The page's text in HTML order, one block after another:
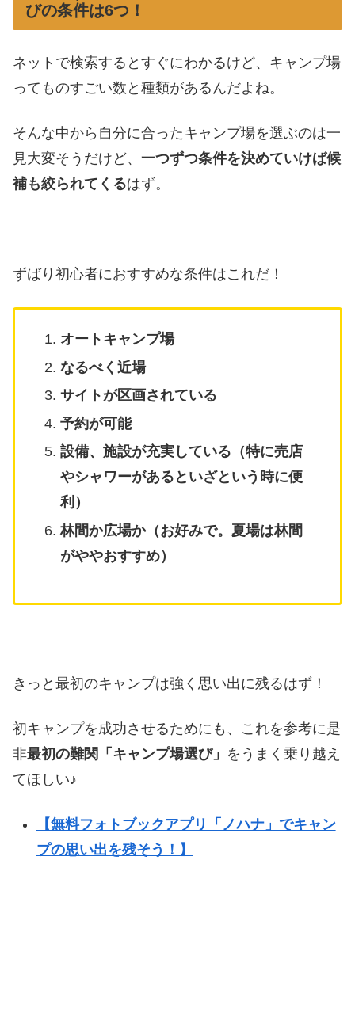
びの条件は6つ！
ネットで検索するとすぐにわかるけど、キャンプ場
ってものすごい数と種類があるんだよね。
そんな中から自分に合ったキャンプ場を選ぶのは一
見大変そうだけど、 一つずつ条件を決めていけば候
補も絞られてくるはず。
ずばり初心者におすすめな条件はこれだ！
オートキャンプ場
なるべく近場
サイトが区画されている
予約が可能
設備、施設が充実している（特に売店
やシャワーがあるといざという時に便
利）
林間か広場か（お好みで。夏場は林間
がややおすすめ）
きっと最初のキャンプは強く思い出に残るはず！
初キャンプを成功させるためにも、これを参考に是
非最初の難関「キャンプ場選び」 をうまく乗り越え
てほしい♪
【無料フォトブックアプリ「ノハナ」でキャン
プの思い出を残そう！】